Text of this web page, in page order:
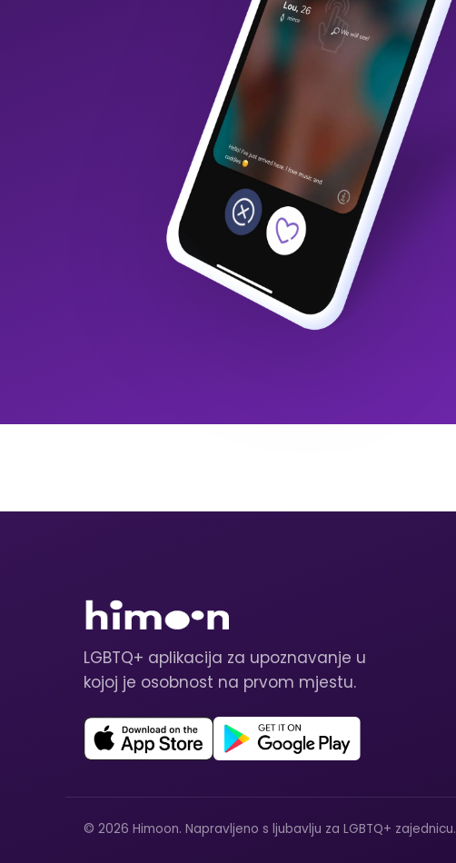
LGBTQ+ aplikacija za upoznavanje u
kojoj je osobnost na prvom mjestu.
© 2026 Himoon. Napravljeno s ljubavlju za LGBTQ+ zajednicu.